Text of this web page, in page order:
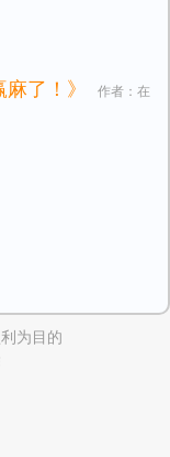
了！》 作者：在
为目的